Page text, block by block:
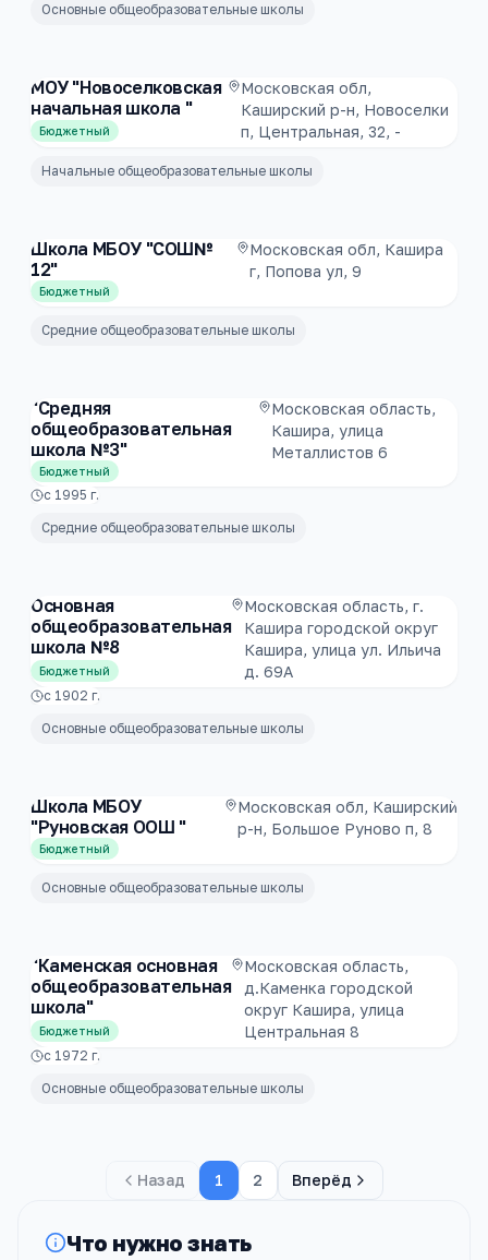
Основные общеобразовательные школы
МОУ "Новоселковская
начальная школа "
Бюджетный
Московская обл,
Каширский р-н, Новоселки
п, Центральная, 32, -
Начальные общеобразовательные школы
Школа МБОУ "СОШ№
12"
Бюджетный
Московская обл, Кашира
г, Попова ул, 9
Средние общеобразовательные школы
"Средняя
общеобразовательная
школа №3"
Бюджетный
Московская область,
Кашира, улица
Металлистов 6
с 1995 г.
Средние общеобразовательные школы
Основная
общеобразовательная
школа №8
Бюджетный
Московская область, г.
Кашира городской округ
Кашира, улица ул. Ильича
д. 69А
с 1902 г.
Основные общеобразовательные школы
Школа МБОУ
"Руновская ООШ "
Бюджетный
Московская обл, Каширский
р-н, Большое Руново п, 8
Основные общеобразовательные школы
"Каменская основная
общеобразовательная
школа"
Бюджетный
Московская область,
д.Каменка городской
округ Кашира, улица
Центральная 8
с 1972 г.
Основные общеобразовательные школы
Назад 1 2 Вперёд
Что нужно знать